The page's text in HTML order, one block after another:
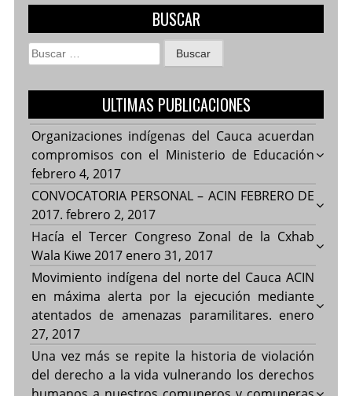
BUSCAR
Buscar:
ULTIMAS PUBLICACIONES
Organizaciones indígenas del Cauca acuerdan
compromisos con el Ministerio de Educación
febrero 4, 2017
CONVOCATORIA PERSONAL – ACIN FEBRERO DE
2017. febrero 2, 2017
Hacía el Tercer Congreso Zonal de la Cxhab
Wala Kiwe 2017 enero 31, 2017
Movimiento indígena del norte del Cauca ACIN
en máxima alerta por la ejecución mediante
atentados de amenazas paramilitares. enero
27, 2017
Una vez más se repite la historia de violación
del derecho a la vida vulnerando los derechos